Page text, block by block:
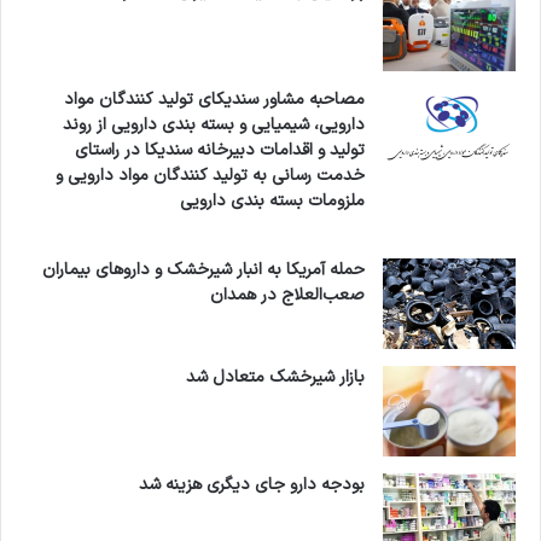
می‌کنند و اصطلاحاً چاله‌ها را پر می‌کنند و در اولویت
آخر می خواهند فقط مطالبات داروخانه‌ها را بدهند
که این مسئله قطعاً به کل زنجیره انتقال دارو آسیب
وارد می‌کند.
منابع اجرای طرح دارویار به موقع تأمین نشد؟
آزادی: سازمان برنامه و بودجه، بودجه دارویار را بر
اساس عملکرد سال گذشته تعیین کرده، در حالی که
بودجه مورد انتظار سازمان غذا و دارو با بودجه
پیشنهاد شده در طرح دارویار فاصله دارد.
سلطانی: در طرح دارویار مقرر شد که سازمان برنامه
بر اساس عملکرد بیمه منابع را در اختیار بیمه‌ها قرار
مصاحبه مشاور سندیکای تولید کنندگان مواد
دارویی، شیمیایی و بسته بندی دارویی از روند
تولید و اقدامات دبیرخانه سندیکا در راستای
خدمت رسانی به تولید کنندگان مواد دارویی و
ملزومات بسته بندی دارویی
حمله آمریکا به انبار شیرخشک و داروهای بیماران
صعب‌العلاج در همدان
بازار شیرخشک متعادل شد
بودجه دارو جای دیگری هزینه شد